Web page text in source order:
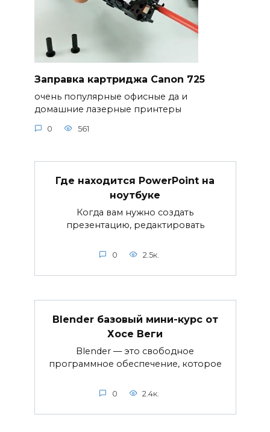
Заправка картриджа Canon 725
очень популярные офисные да и
домашние лазерные принтеры
0 561
Где находится PowerPoint на
ноутбуке
Когда вам нужно создать
презентацию, редактировать
0 2.5к.
Blender базовый мини-курс от
Хосе Веги
Blender — это свободное
программное обеспечение, которое
0 2.4к.